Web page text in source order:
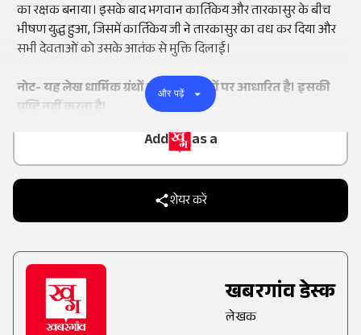
Add
as a
Trusted Source on
शेयर करें
खबरगांव डेस्क
लेखक
का रक्षक बनाया। इसके बाद भगवान कार्तिकेय और तारकासुर के बीच
भीषण युद्ध हुआ, जिसमें कार्तिकेय जी ने तारकासुर का वध कर दिया और
सभी देवताओं को उसके आतंक से मुक्ति दिलाई।
नोट- यह लेख धार्मिक ग्रंथों और मान्यताओं पर आधारित है। इसकी
पुष्टि नहीं करता है।
और पढ़ें